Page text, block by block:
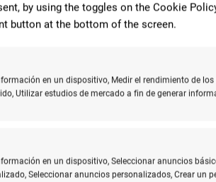
by using the toggles on the Cookie
button at the bottom of the screen.
en un dispositivo, Medir el rendimiento de
Utilizar estudios de mercado a fin de generar
en un dispositivo, Seleccionar anuncios
Seleccionar anuncios personalizados, Crear un
aquellos comprometidos con mejorar
precisión
durante largas sesiones de
suave y diseño balanceado.